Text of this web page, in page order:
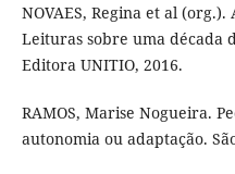
NOVAES, Regina et al
Leituras sobre uma década
Editora UNITIO, 2016.
RAMOS, Marise Nogueira.
autonomia ou adaptação.